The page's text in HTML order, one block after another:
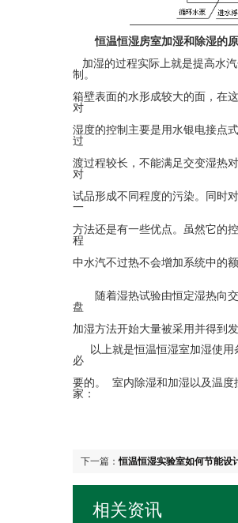
恒温恒湿房室加湿和除湿的
加湿的过程实际上就是提高水
制。
箱壁表面的水形成较大的面，在
对
湿度的控制主要是用水银电接点
过
渡过程较长，不能满足交变湿热
对
试品形成不同程度的污染。同时
一
方法还是有一些优点。虽然它的
程
中水汽不过热不会增加系统中的
随着湿热试验由恒定湿热向交
盘
加湿方法开始大量被采用并得到
以上就是恒温恒湿室加湿使用
必
要的。 室内除湿和加湿以及温度
家：
下一篇：恒温恒湿实验室如何节能设
相关资讯